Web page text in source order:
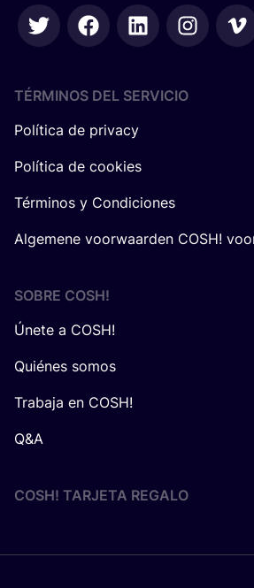
TÉRMINOS DEL SERVICIO
Política de privacy
Política de cookies
Términos y Condiciones
Algemene voorwaarden COSH!
SOBRE COSH!
Únete a COSH!
Quiénes somos
Trabaja en COSH!
Q&A
COSH! TARJETA REGALO